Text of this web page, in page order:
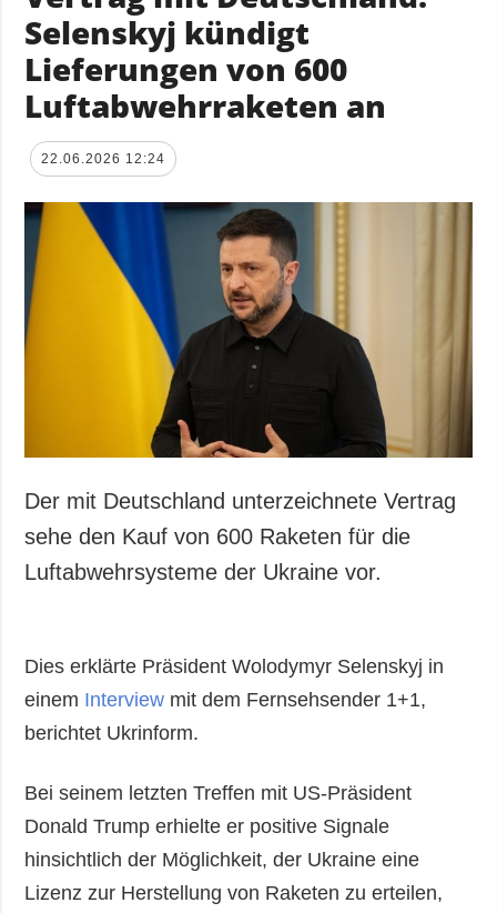
Selenskyj kündigt
Lieferungen von 600
Luftabwehrraketen an
22.06.2026 12:24
Der mit Deutschland unterzeichnete Vertrag
sehe den Kauf von 600 Raketen für die
Luftabwehrsysteme der Ukraine vor.
Dies erklärte Präsident Wolodymyr Selenskyj in
einem Interview mit dem Fernsehsender 1+1,
berichtet Ukrinform.
Bei seinem letzten Treffen mit US-Präsident
Donald Trump erhielte er positive Signale
hinsichtlich der Möglichkeit, der Ukraine eine
Lizenz zur Herstellung von Raketen zu erteilen,